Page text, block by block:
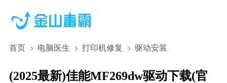
首页 电脑医生 打印机修复 驱动安装
(2025最新)佳能MF269dw驱动下载(官